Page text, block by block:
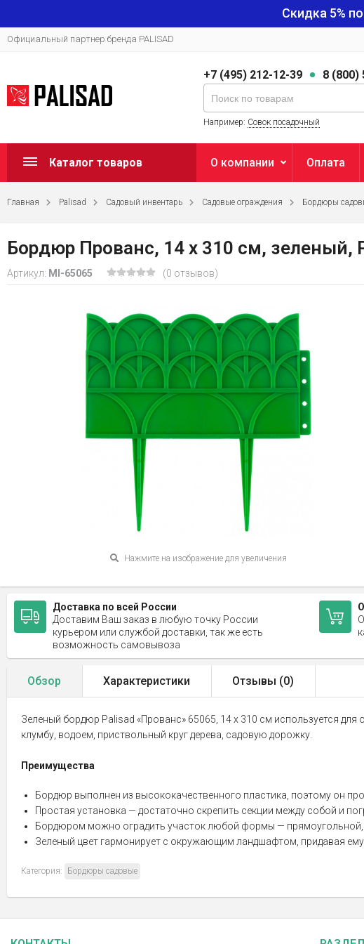
Скидка 5%
Официальный партнер бренда PALISAD
+7 (495) 212-12-39 8 (800)
Например: Совок посадочный
Каталог товаров О компании Оплата
Главная Palisad Садовый инвентарь Садовые ограждения Бордюры
Бордюр Прованс, 14 х 310 см, зеленый,
Артикул: MI-65065 (0 отзывов)
Нажмите на изображение для увеличения
Доставка по всей России
Доставим Ваш заказ в любую точку России
курьером или службой доставки, так же есть
возможность самовывоза
Обзор Характеристики Отзывы (0)
Зеленый бордюр Palisad «Прованс» 65065, 14 х 310 см используется
клумбу, водоем, приствольный круг дерева, садовую дорожку.
Преимущества
Бордюр выполнен из высококачественного пластика, поэтому он
Простая установка — достаточно скрепить секции между собой и
Бордюром можно оградить участок любой формы — прямоугольной,
Зеленый цвет гармонирует с окружающим ландшафтом, придавая
Категория: Бордюры садовые